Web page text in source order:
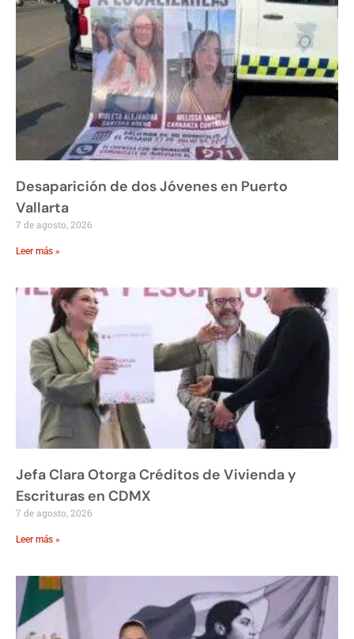
Desaparición de dos Jóvenes en Puerto
Vallarta
7 de agosto, 2026
Leer más »
Jefa Clara Otorga Créditos de Vivienda y
Escrituras en CDMX
7 de agosto, 2026
Leer más »